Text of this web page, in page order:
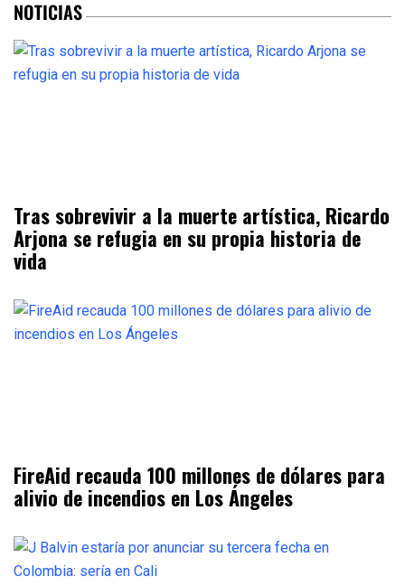
NOTICIAS
Tras sobrevivir a la muerte artística, Ricardo
Arjona se refugia en su propia historia de
vida
FireAid recauda 100 millones de dólares para
alivio de incendios en Los Ángeles